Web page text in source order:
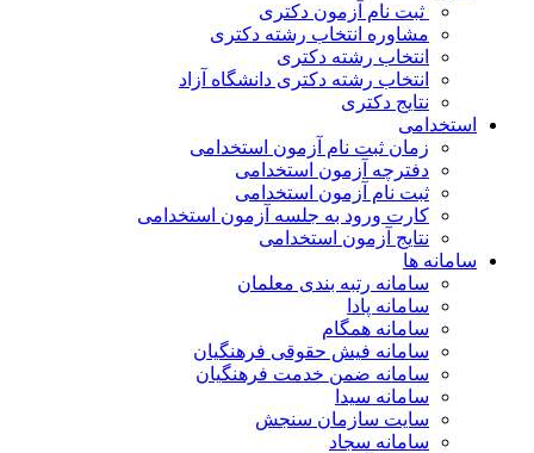
ثبت نام آزمون دکتری
مشاوره انتخاب رشته دکتری
انتخاب رشته دکتری
انتخاب رشته دکتری دانشگاه آزاد
نتایج دکتری
استخدامی
زمان ثبت نام آزمون استخدامی
دفترچه آزمون استخدامی
ثبت نام آزمون استخدامی
کارت ورود به جلسه آزمون استخدامی
نتایج آزمون استخدامی
سامانه ها
سامانه رتبه بندی معلمان
سامانه پادا
سامانه همگام
سامانه فیش حقوقی فرهنگیان
سامانه ضمن خدمت فرهنگیان
سامانه سیدا
سایت سازمان سنجش
سامانه سجاد